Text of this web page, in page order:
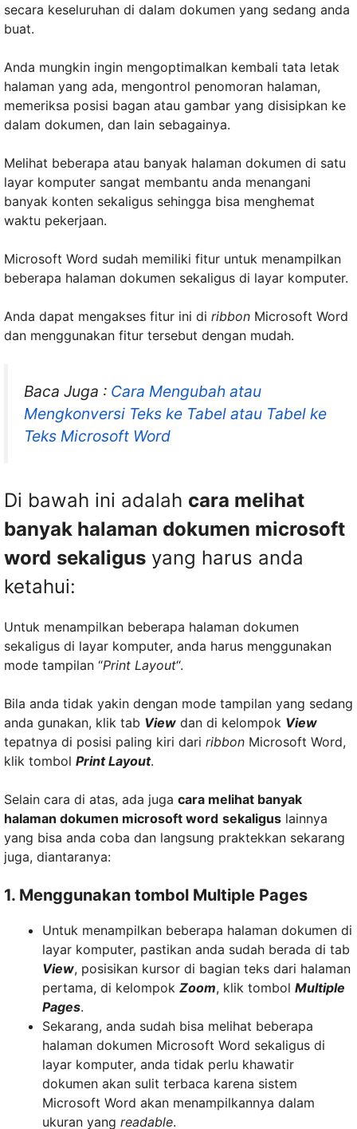
secara keseluruhan di dalam dokumen yang sedang anda
buat.
Anda mungkin ingin mengoptimalkan kembali tata letak
halaman yang ada, mengontrol penomoran halaman,
memeriksa posisi bagan atau gambar yang disisipkan ke
dalam dokumen, dan lain sebagainya.
Melihat beberapa atau banyak halaman dokumen di satu
layar komputer sangat membantu anda menangani
banyak konten sekaligus sehingga bisa menghemat
waktu pekerjaan.
Microsoft Word sudah memiliki fitur untuk menampilkan
beberapa halaman dokumen sekaligus di layar komputer.
Anda dapat mengakses fitur ini di ribbon Microsoft Word
dan menggunakan fitur tersebut dengan mudah.
Baca Juga : Cara Mengubah atau
Mengkonversi Teks ke Tabel atau Tabel ke
Teks Microsoft Word
Di bawah ini adalah cara melihat
banyak halaman dokumen microsoft
word sekaligus yang harus anda
ketahui:
Untuk menampilkan beberapa halaman dokumen
sekaligus di layar komputer, anda harus menggunakan
mode tampilan “Print Layout“.
Bila anda tidak yakin dengan mode tampilan yang sedang
anda gunakan, klik tab View dan di kelompok View
tepatnya di posisi paling kiri dari ribbon Microsoft Word,
klik tombol Print Layout.
Selain cara di atas, ada juga cara melihat banyak
halaman dokumen microsoft word sekaligus lainnya
yang bisa anda coba dan langsung praktekkan sekarang
juga, diantaranya:
1. Menggunakan tombol Multiple Pages
Untuk menampilkan beberapa halaman dokumen di
layar komputer, pastikan anda sudah berada di tab
View, posisikan kursor di bagian teks dari halaman
pertama, di kelompok Zoom, klik tombol Multiple
Pages.
Sekarang, anda sudah bisa melihat beberapa
halaman dokumen Microsoft Word sekaligus di
layar komputer, anda tidak perlu khawatir
dokumen akan sulit terbaca karena sistem
Microsoft Word akan menampilkannya dalam
ukuran yang readable.